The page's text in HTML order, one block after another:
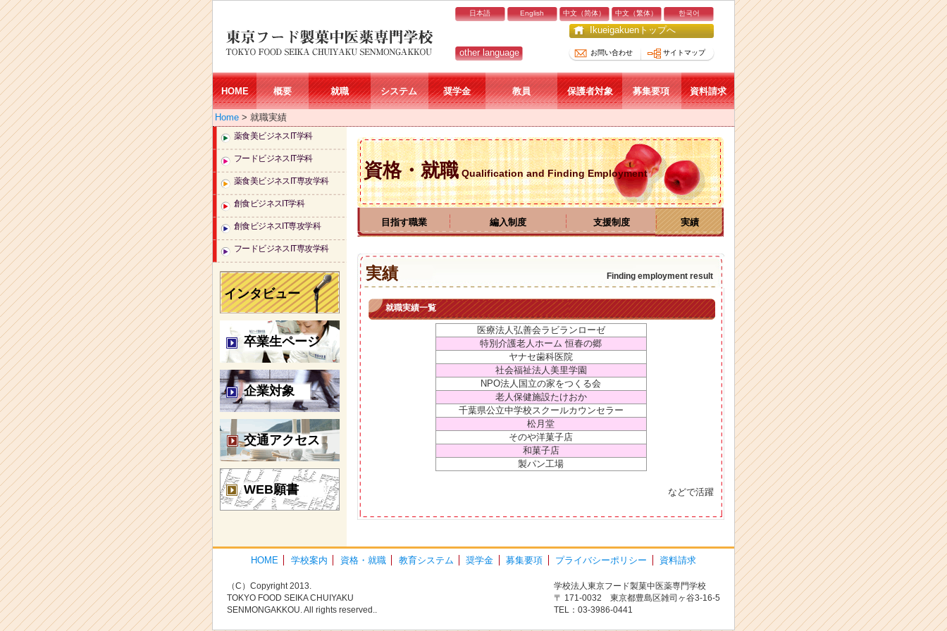
Ikueigakuenトップへ
お問い合わせ サイトマップ
日本語 English 中文（简体） 中文（繁体） 한국어
other language
HOME 概要 就職 システム 奨学金 教員 保護者対象 募集要項 資料請求
Home > 就職実績
資格・就職Qualification and Finding Employment
目指す職業 編入制度 支援制度 実績
実績 Finding employment result
就職実績一覧
医療法人弘善会ラビランローゼ
特別介護老人ホーム 恒春の郷
ヤナセ歯科医院
社会福祉法人美里学園
NPO法人国立の家をつくる会
老人保健施設たけおか
千葉県公立中学校スクールカウンセラー
松月堂
そのや洋菓子店
和菓子店
製パン工場
などで活躍
薬食美ビジネスIT学科
フードビジネスIT学科
薬食美ビジネスIT専攻学科
創食ビジネスIT学科
創食ビジネスIT専攻学科
フードビジネスIT専攻学科
インタビュー
卒業生ページ
企業対象
交通アクセス
WEB願書
HOME 学校案内 資格・就職 教育システム 奨学金 募集要項 プライバシーポリシー 資料請求
（C）Copyright 2013.
TOKYO FOOD SEIKA CHUIYAKU
SENMONGAKKOU. All rights reserved..
学校法人東京フード製菓中医薬専門学校
〒 171-0032 東京都豊島区雑司ヶ谷3-16-5
TEL：03-3986-0441